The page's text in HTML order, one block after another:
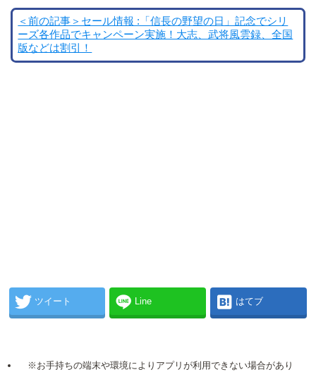
＜前の記事＞セール情報 :「信長の野望の日」記念でシリ
ーズ各作品でキャンペーン実施！大志、武将風雲録、全国
版などは割引！
ツイート Line はてブ
※お手持ちの端末や環境によりアプリが利用できない場合があり